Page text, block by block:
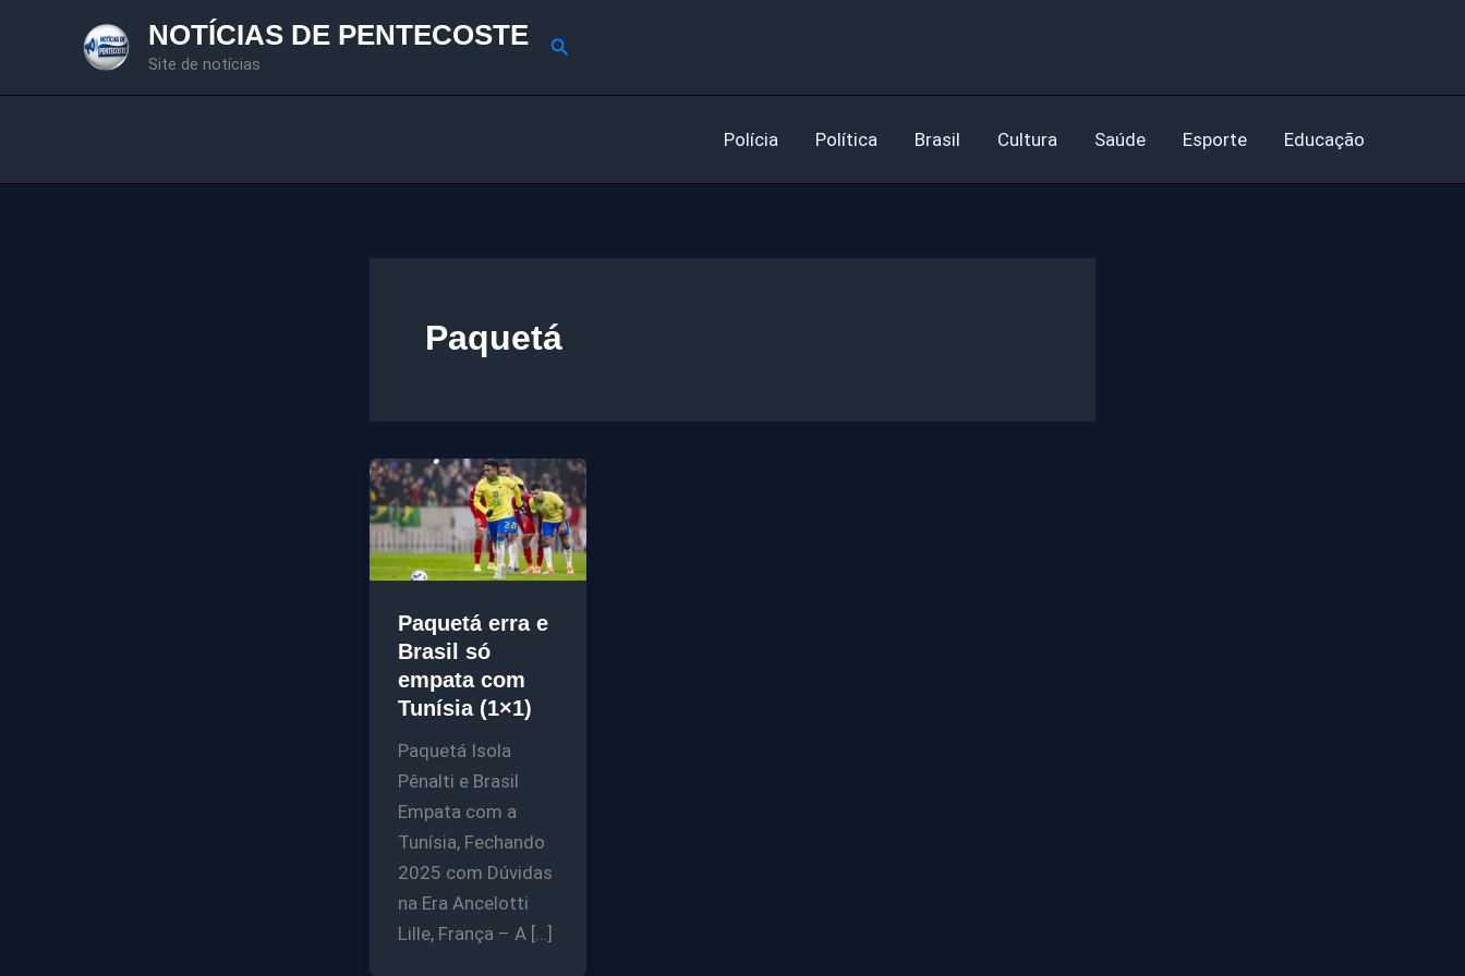
NOTÍCIAS DE PENTECOSTE
Site de notícias
Pesquisar
Polícia Política Brasil Cultura Saúde Esporte Educação
Paquetá
Paquetá erra e
Brasil só
empata com
Tunísia (1×1)
Paquetá Isola
Pênalti e Brasil
Empata com a
Tunísia, Fechando
2025 com Dúvidas
na Era Ancelotti
Lille, França – A […]